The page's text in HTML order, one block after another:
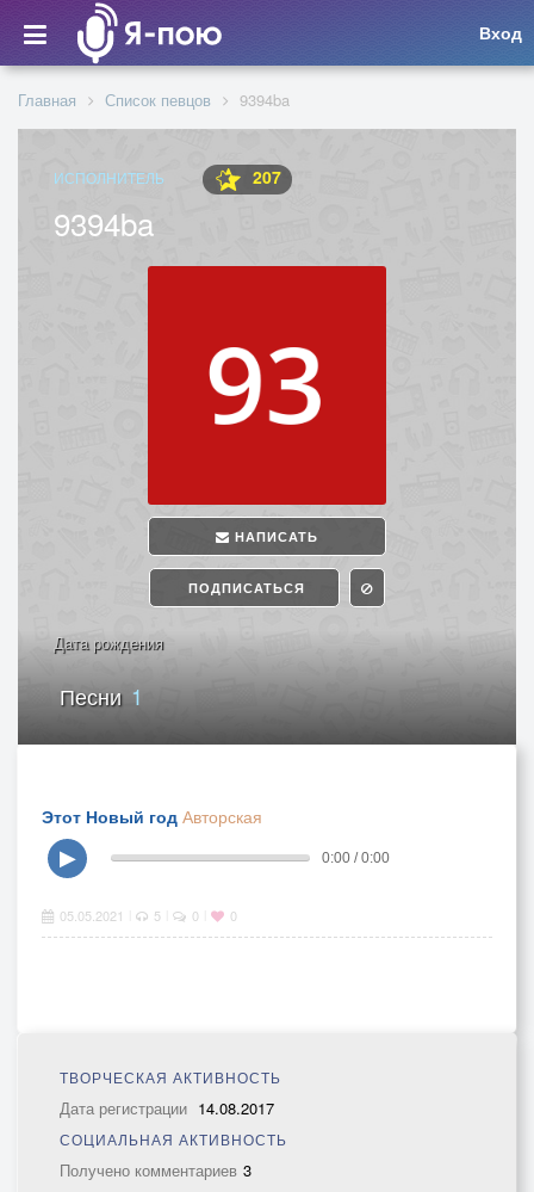
Вход
Главная Список певцов 9394ba
ИСПОЛНИТЕЛЬ 207
9394ba
НАПИСАТЬ
ПОДПИСАТЬСЯ
Дата рождения
Песни 1
Этот Новый год Авторская
▶
0:00 / 0:00
05.05.2021 5 0 0
ТВОРЧЕСКАЯ АКТИВНОСТЬ
Дата регистрации 14.08.2017
СОЦИАЛЬНАЯ АКТИВНОСТЬ
Получено комментариев 3